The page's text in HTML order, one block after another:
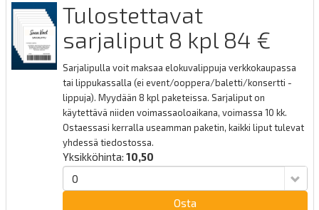
Tulostettavat
sarjaliput 8 kpl 84 €
Sarjalipulla voit maksaa elokuvalippuja verkkokaupassa
tai lippukassalla (ei event/ooppera/baletti/konsertti -
lippuja). Myydään 8 kpl paketeissa. Sarjaliput on
käytettävä niiden voimassaoloaikana, voimassa 10 kk.
Ostaessasi kerralla useamman paketin, kaikki liput tulevat
yhdessä tiedostossa.
Yksikköhinta: 10,50
Osta